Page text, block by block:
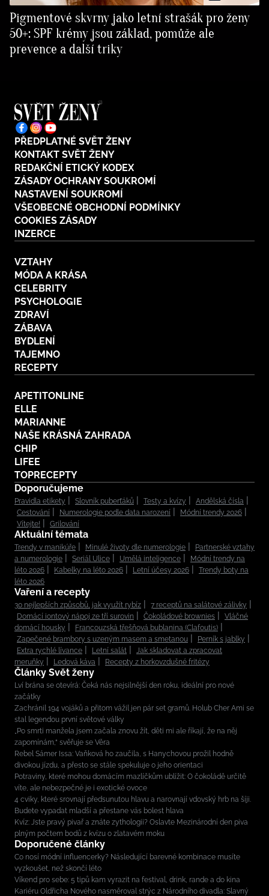
Pigmentové skvrny jako letní strašák pro ženy
50+: SPF krémy jsou základ, pomůže ale
prevence a další triky
PŘEDPLATNÉ SVĚT ŽENY
KONTAKT SVĚT ŽENY
REDAKČNÍ ETICKÝ KODEX
ZÁSADY OCHRANY SOUKROMÍ
NASTAVENÍ SOUKROMÍ
VŠEOBECNÉ OBCHODNÍ PODMÍNKY
COOKIES ZÁSADY
INZERCE
VZTAHY
MÓDA A KRÁSA
CELEBRITY
PSYCHOLOGIE
ZDRAVÍ
ZÁBAVA
BYDLENÍ
TAJEMNO
RECEPTY
APETITONLINE
ELLE
MARIANNE
NAŠE KRÁSNÁ ZAHRADA
CHIP
LIFEE
TOPRECEPTY
Doporučujeme
Pravidla etikety Slovník puberťáků Testy a kvízy
Andělská čísla
Cestování
Numerologie podle data narození
Módní trendy 2026
Vítejte!
Grilování
Aktuální témata
Trendy v manikúře Minulé životy dle numerologie
Partnerské vztahy
a numerologie
Seriál Ulice Umělá inteligence
Módní trendy na
léto 2026
Kabelky na léto 2026 Letní účesy 2026
Trendy boty na
léto 2026
Vaření a recepty
30 nejlepších způsobů, jak využít rybíz
7 receptů na salátové zálivky
Domácí iontový nápoj ze tří surovin
Čokoládové brownies
Vláčné
domácí housky
Francouzská třešňová bublanina (Clafoutis)
Zapečené brambory s uzeným masem a smetanou
Perník s jablky
Extra rychlé lívance
Letní salát
Jak skladovat a zpracovat
meruňky
Ledová káva Recepty z horkovzdušné fritézy
Články Svět ženy
Lví brána se otevírá: Čeká nás nejsilnější den roku, ideální pro nové
začátky
Zachránil 194 vojáků a přitom vážil jen pár set gramů. Holub Cher Ami se
stal legendou první světové války
„Po smrti manžela jsem začala znovu žít, děti mi ale říkají, že na něj
zapomínám,“ svěřuje se Věra
Rebel Sámer Issa: Vaňková ho zaučila, s Hanychovou prožil hodně
divokou jízdu, a přesto se stále spekuluje o jeho orientaci
Potraviny, které mohou domácím mazlíčkům ublížit: O čokoládě určitě
víte, ale nebezpečné je i exotické ovoce
4 cviky, které srovnají předsunutou hlavu a narovnají vdovský hrb na šíji.
Budete vypadat mladší a přestane vás bolest hlava
Kvíz: Jste pravý pivař a znáte zythologii? Oslavte Mezinárodní den piva
plným počtem bodů z kvízu o zlatavém moku
Doporučené články
Co nosí módní influencerky? Následující barevné kombinace musíte
vyzkoušet, než skončí léto
Víkend pro sebe: 5 tipů kam vyrazit na festival, drink, rande a do kina
Kariéru Oldřicha Nového nasměroval strýc z Národního divadla: Slavný